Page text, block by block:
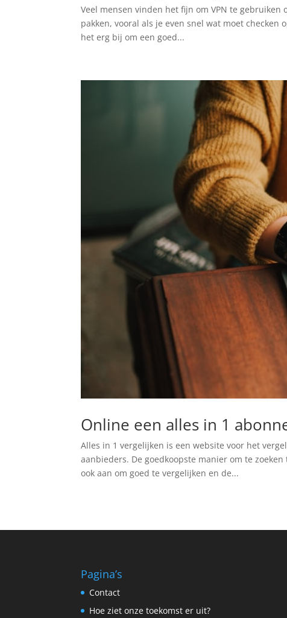
Veel mensen vinden het fijn om VPN te
pakken, vooral als je even snel wat moet
het erg bij om een goed...
Online een alles in 1
Alles in 1 vergelijken is een website voor het
aanbieders. De goedkoopste manier om te
ook aan om goed te vergelijken en de...
Pagina’s
Contact
Hoe ziet onze toekomst er uit?